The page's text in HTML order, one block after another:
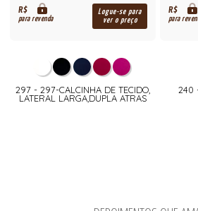
R$
para revenda
Logue-se para
ver o preço
297 - 297-CALCINHA DE TECIDO,
LATERAL LARGA,DUPLA ATRAS
R$
para
240